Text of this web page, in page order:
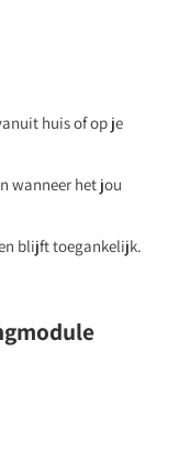
huis of op je
wanneer het jou
blijft toegankelijk.